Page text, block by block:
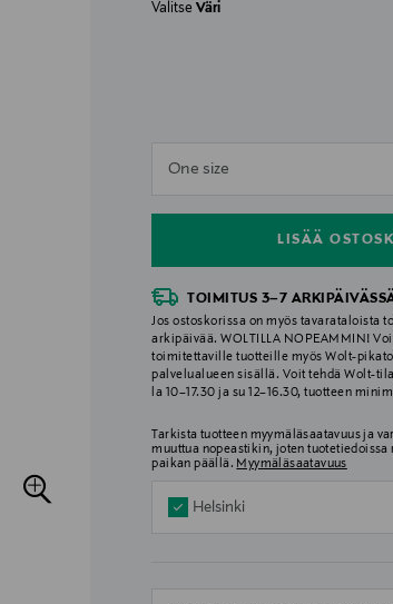
ValitseVäri
One size
LISÄÄ
null
TOIMITUS 3–7
Jos ostoskorissa on myös tavarataloista
arkipäivää. WOLTILLA NOPEAMMIN!
toimitettaville tuotteille myös Wolt-
palvelualueen sisällä. Voit tehdä Wolt-
la 10–17.30 ja su 12–16.30, tuotteen
Tarkista tuotteen myymäläsaatavuus ja
muuttua nopeastikin, joten
paikan päällä. Myymäläsaatavuus
Helsinki